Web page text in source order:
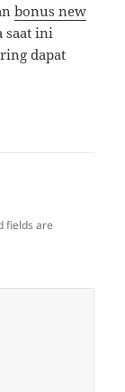
bonus new
saat ini
dapat
fields are